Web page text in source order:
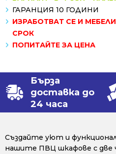
ГАРАНЦИЯ 10 ГОДИНИ
ИЗРАБОТВАТ СЕ И
СРОК
ПОПИТАЙТЕ ЗА ЦЕНА
Бърза
доставка до
24 часа
Създайте уют и
нашите ПВЦ шкафове с две